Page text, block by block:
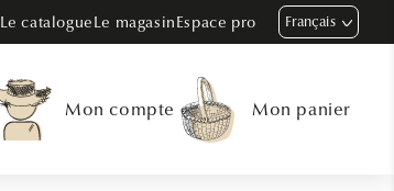
Le catalogueLe magasinEspace pro Français
Mon compte Mon panier